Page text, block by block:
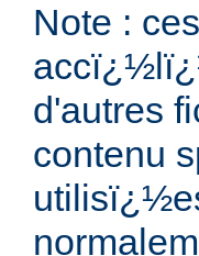
Note :
d'autres
contenu